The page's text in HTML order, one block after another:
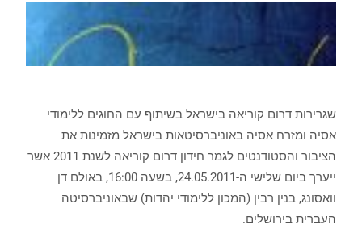
שגרירות דרום קוריאה בישראל בשיתוף עם החוגים ללימודי
אסיה ומזרח אסיה באוניברסיטאות בישראל מזמינות את
הציבור והסטודנטים לגמר חידון דרום קוריאה לשנת 2011 אשר
ייערך ביום שלישי ה-24.05.2011, בשעה 16:00, באולם דן
וואסונג, בנין רבין (המכון ללימודי יהדות) שבאוניברסיטה
העברית בירושלים.